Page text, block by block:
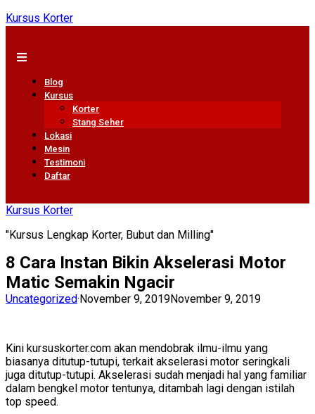
Kursus Korter
Blog
Kursus
Korter
Stang Seher
Lokasi
Mesin
Testimoni
Daftar
Kursus Korter
"Kursus Lengkap Korter, Bubut dan Milling"
8 Cara Instan Bikin Akselerasi Motor
Matic Semakin Ngacir
Uncategorized·November 9, 2019November 9, 2019
Kini kursuskorter.com akan mendobrak ilmu-ilmu yang
biasanya ditutup-tutupi, terkait akselerasi motor seringkali
juga ditutup-tutupi. Akselerasi sudah menjadi hal yang familiar
dalam bengkel motor tentunya, ditambah lagi dengan istilah
top speed.